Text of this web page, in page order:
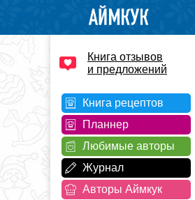
Книга отзывов
и предложений
Книга рецептов
Планнер
Любимые авторы
Журнал
Авторы Аймкук